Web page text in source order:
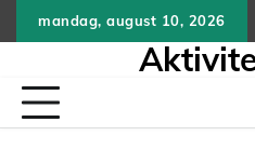
to
mandag, august 10, 2026